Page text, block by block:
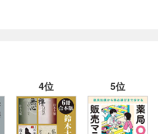
4位 5位